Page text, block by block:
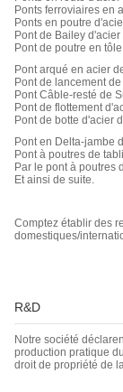
Ponts ferroviaires en
Ponts en poutre
Pont de Bailey
Pont de poutre en
Pont arqué en acier
Pont de lancement
Pont Câble-resté de
Pont de flottement
Pont de botte d'acier
Pont en Delta-jambe
Pont à poutres de
Par le pont à poutres
Et ainsi de suite.
Comptez établir des
domestiques/
R&D
Notre société
production pratique
droit de propriété de